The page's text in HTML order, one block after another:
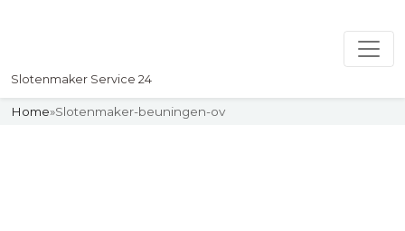
Slotenmaker Service 24
Home»Slotenmaker-beuningen-ov